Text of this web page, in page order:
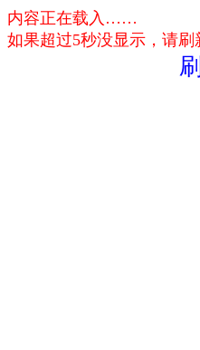
内容正在载入……
如果超过5秒没显示，请刷